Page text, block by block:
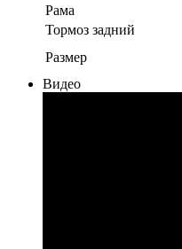
Рама
Тормоз задний
Размер
Видео